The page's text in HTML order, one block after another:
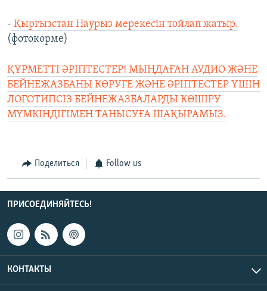
- Қырғызстан Наурыз мерекесін тойлап жатыр.
(фотокөрме)
ҚҰРМЕТТІ ӘРІПТЕСТЕР! МЫҢДАҒАН АУДИО ЖӘНЕ
БЕЙНЕЖАЗБАНЫ КӨРУГЕ ЖӘНЕ ӘРІПТЕСТЕР ҮШІН
ЛОГОТИПСІЗ БЕЙНЕЖАЗБАЛАРДЫ КӨШІРУ
МҮМКІНДІГІМЕН ТАНЫСУҒА ШАҚЫРАМЫЗ.
Поделиться Follow us
ПРИСОЕДИНЯЙТЕСЬ!
КОНТАКТЫ